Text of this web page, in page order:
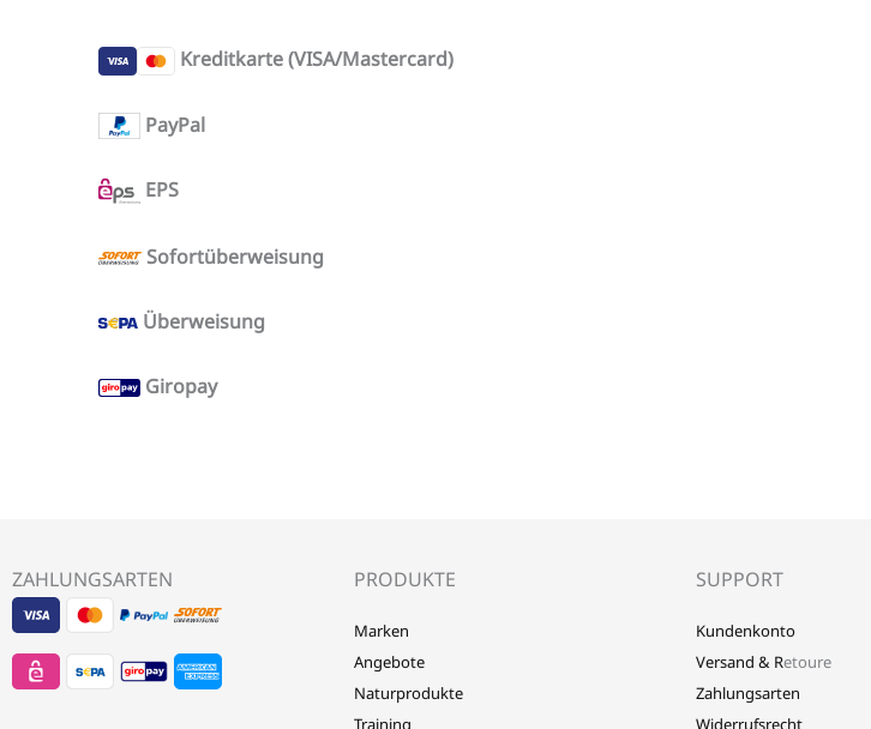
Kreditkarte (VISA/Mastercard)
PayPal
EPS
Sofortüberweisung
Überweisung
Giropay
ZAHLUNGSARTEN
Visa
-
LebensForm24
Mastercard
-
LebensForm24
Sofort
Überweisung
-
EPS
-
LebensForm24
Sepa
Banktransfer
-
PRODUKTE
Marken
Angebote
Naturprodukte
Training
SUPPORT
Kundenkonto
Versand & Retoure
Zahlungsarten
Widerrufsrecht